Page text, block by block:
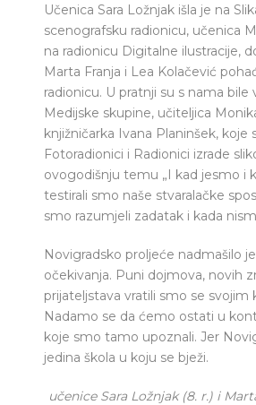
Učenica Sara Ložnjak išla je na
scenografsku radionicu, učenica
na radionicu Digitalne ilustracije,
Marta Franja i Lea Kolačević
radionicu. U pratnji su s nama bile
Medijske skupine, učiteljica
knjižničarka Ivana Planinšek, koje
Fotoradionici i Radionici izrade
ovogodišnju temu „I kad jesmo i
testirali smo naše stvaralačke
smo razumjeli zadatak i kada
Novigradsko proljeće nadmašilo
očekivanja. Puni dojmova, novih
prijateljstava vratili smo se svojim
Nadamo se da ćemo ostati u
koje smo tamo upoznali. Jer
jedina škola u koju se bježi.
učenice Sara Ložnjak (8. r.) i